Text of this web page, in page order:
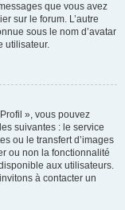
que vous avez
sur le forum. L’autre
sous le nom d’avatar
utilisateur.
», vous pouvez
suivantes : le service
ou le transfert d’images
ou non la fonctionnalité
aux utilisateurs.
à contacter un